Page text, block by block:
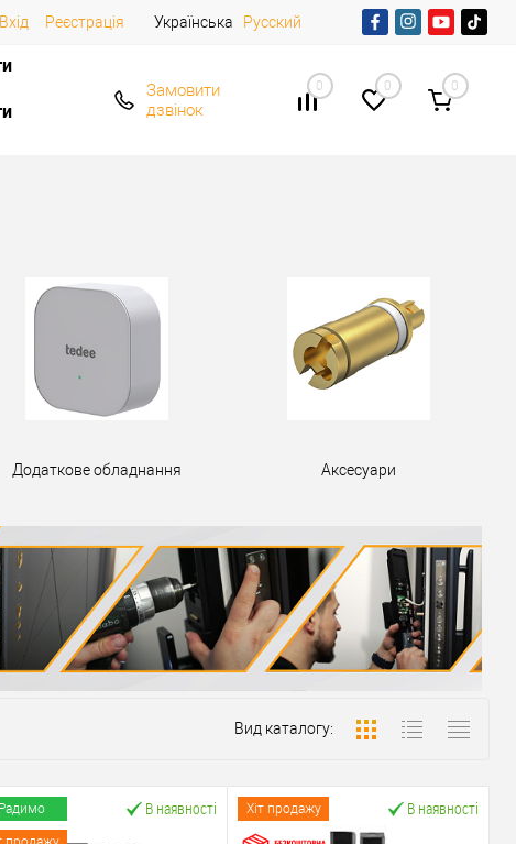
Вхід Реєстрація Українська Русский
Замовити
дзвінок
0 0 0
Додаткове обладнання Аксесуари
Вид каталогу:
Радимо В наявності Хіт продажу В наявності